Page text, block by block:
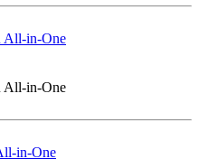
All-in-One
All-in-One
in-One